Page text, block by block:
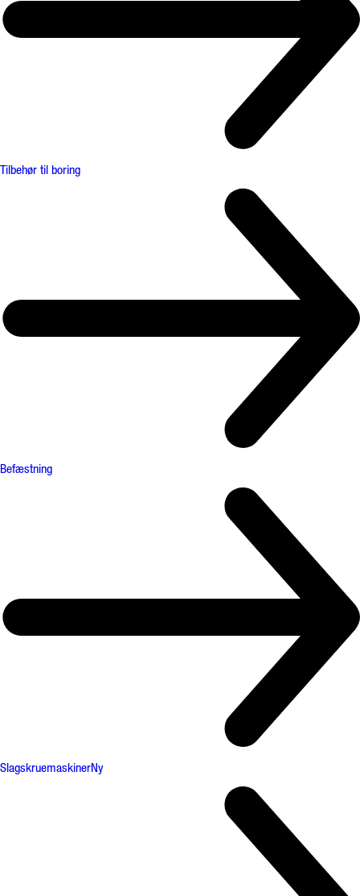
Tilbehør til boring
Befæstning
SlagskruemaskinerNy